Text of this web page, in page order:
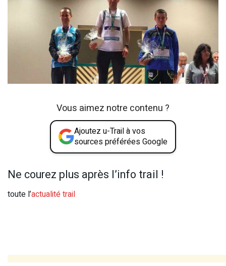
Vous aimez notre contenu ?
Ajoutez u-Trail à vos
sources préférées Google
Ne courez plus après l’info trail !
toute l’actualité trail